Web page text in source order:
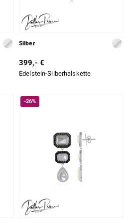
Silber
399,- €
Edelstein-Silberhalskette
-26%